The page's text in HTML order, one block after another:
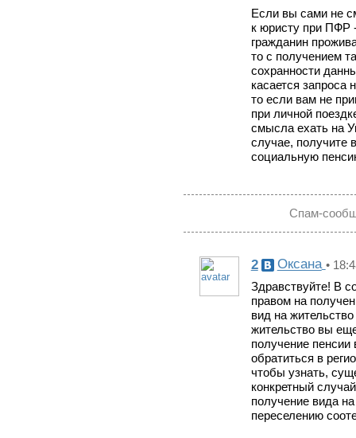
Если вы сами не
к юристу при ПФР
гражданин
то с получением
сохранности
касается запроса
то если вам не
при личной
смысла ехать на
случае, получите
социальную
Спам-
2 Оксана •
Здравствуйте! В
правом на
вид на
жительство вы
получение пенсии
обратиться в
чтобы узнать,
конкретный
получение вида
переселению